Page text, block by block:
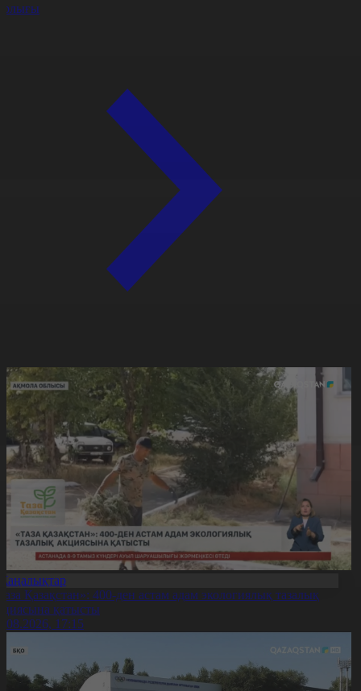
Қазақстан»: 400-ден астам адам экологиялық тазалық
қатысты
17:15